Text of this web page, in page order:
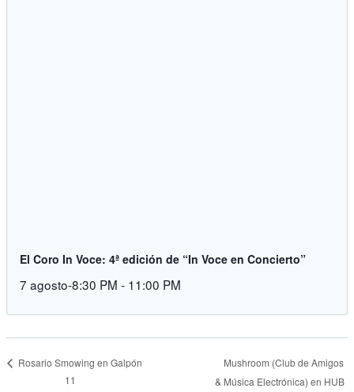
El Coro In Voce: 4ª edición de “In Voce en Concierto”
7 agosto-8:30 PM - 11:00 PM
Rosario Smowing en Galpón
11
Mushroom (Club de Amigos
& Música Electrónica) en HUB